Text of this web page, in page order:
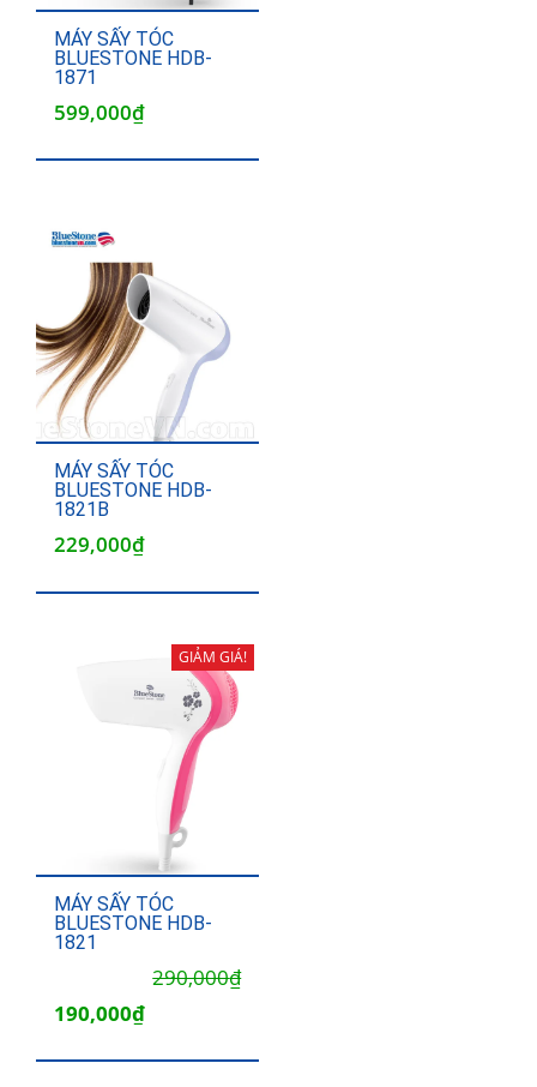
MÁY SẤY TÓC
BLUESTONE HDB-
1871
599,000₫
MÁY SẤY TÓC
BLUESTONE HDB-
1821B
229,000₫
GIẢM GIÁ!
MÁY SẤY TÓC
BLUESTONE HDB-
1821
290,000₫
gốc
190,000₫
hiện